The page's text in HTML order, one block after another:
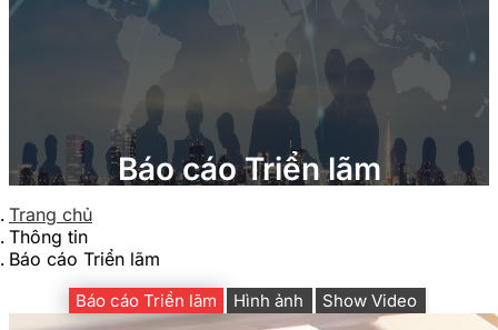
Báo cáo Triển lãm
Trang chủ
Thông tin
Báo cáo Triển lãm
Báo cáo Triển lãm Hình ảnh Show Video